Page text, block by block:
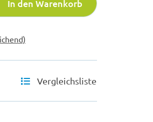
In den Warenkorb
Vergleichsliste